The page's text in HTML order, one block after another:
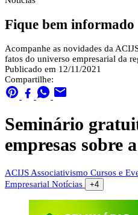
Fique bem informado
Acompanhe as novidades da
fatos do universo empresarial da
Publicado em 12/11/2021
Compartilhe:
Seminário
empresas sobre
ACIJS Associativismo Cursos e
Empresarial Notícias +4